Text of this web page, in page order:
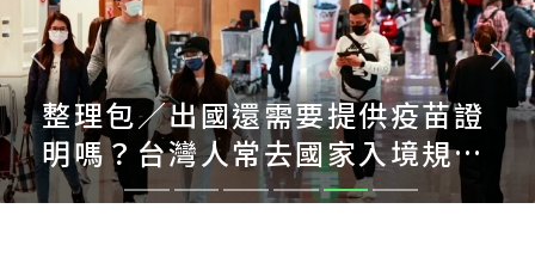
整理包／出國還需要提供疫苗證
明嗎？台灣人常去國家入境規定
一次看